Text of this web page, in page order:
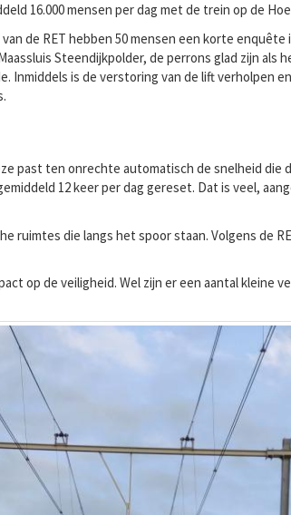
16.000 mensen per dag met de trein op de
de RET hebben 50 mensen een korte
Steendijkpolder, de perrons glad zijn
Inmiddels is de verstoring van de lift verholpen
past ten onrechte automatisch de snelheid die
12 keer per dag gereset. Dat is veel,
die langs het spoor staan. Volgens de
op de veiligheid. Wel zijn er een aantal kleine